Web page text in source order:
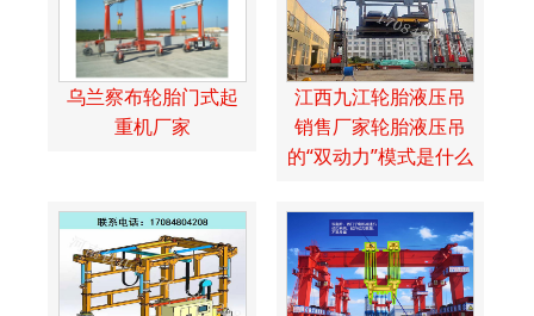
乌兰察布轮胎门式起
重机厂家
江西九江轮胎液压吊
销售厂家轮胎液压吊
的“双动力”模式是什么